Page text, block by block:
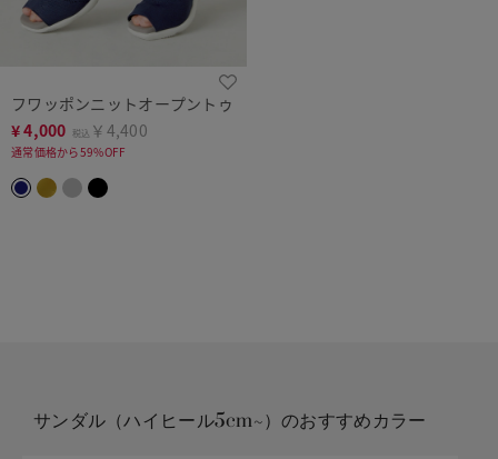
フワッポンニットオープントゥ
¥4,000 税込 ￥4,400
通常価格から59%OFF
サンダル（ハイヒール5cm~）のおすすめカラー